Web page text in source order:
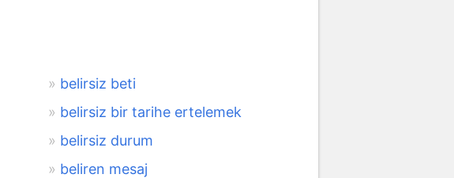
belirsiz beti
belirsiz bir tarihe ertelemek
belirsiz durum
beliren mesaj